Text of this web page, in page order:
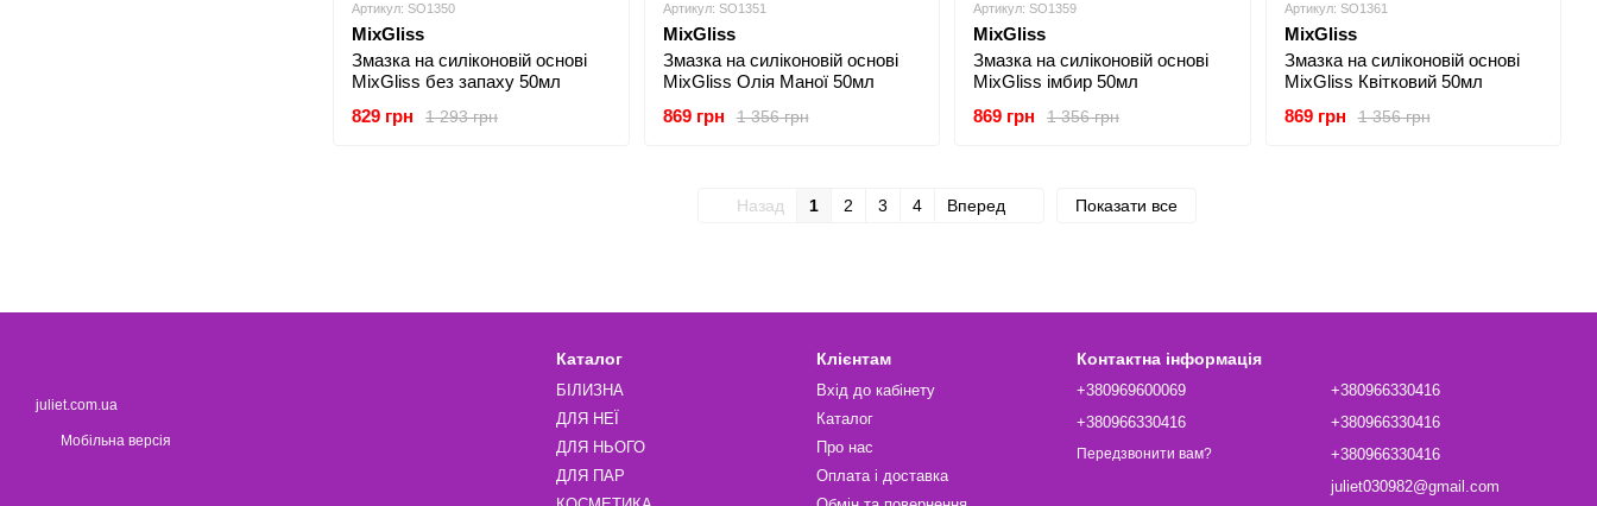
Артикул: SO1350
MixGliss
Змазка на силіконовій основі
MixGliss без запаху 50мл
1 293 грн
829 грн
Артикул: SO1351
MixGliss
Змазка на силіконовій основі
MixGliss Олія Маної 50мл
1 356 грн
869 грн
Артикул: SO1359
MixGliss
Змазка на силіконовій основі
MixGliss імбир 50мл
1 356 грн
869 грн
Артикул: SO1361
MixGliss
Змазка на силіконовій основі
MixGliss Квітковий 50мл
1 356 грн
869 грн
Назад 1 2 3 4 Вперед Показати все
juliet.com.ua
Мобільна версія
Каталог
БІЛИЗНА
ДЛЯ НЕЇ
ДЛЯ НЬОГО
ДЛЯ ПАР
Клієнтам
Вхід до кабінету
Каталог
Про нас
Оплата і доставка
Контактна інформація
+380969600069
+380966330416
Передзвонити вам?
+380966330416
+380966330416
+380966330416
juliet030982@gmail.com